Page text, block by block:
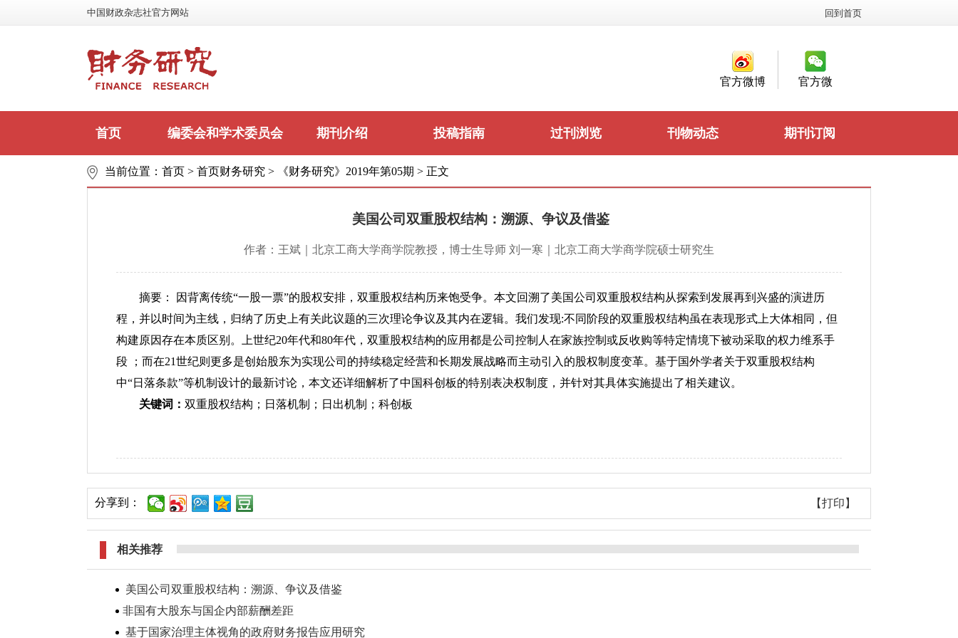
中国财政杂志社官方网站 回到首页
官方微博
官方微
首页 编委会和学术委员会 期刊介绍 投稿指南 过刊浏览 刊物动态 期刊订阅
联系我们
当前位置： 首页 > 首页财务研究 > 《财务研究》2019年第05期 > 正文
美国公司双重股权结构：溯源、争议及借鉴
作者：王斌｜北京工商大学商学院教授，博士生导师 刘一寒｜北京工商大学商学院硕士研究生
摘要： 因背离传统“一股一票”的股权安排，双重股权结构历来饱受争。本文回溯了美国公司双重股权结构从探索到发展再到兴盛的演进历
程，并以时间为主线，归纳了历史上有关此议题的三次理论争议及其内在逻辑。我们发现:不同阶段的双重股权结构虽在表现形式上大体相同，但
构建原因存在本质区别。上世纪20年代和80年代，双重股权结构的应用都是公司控制人在家族控制或反收购等特定情境下被动采取的权力维系手
段 ；而在21世纪则更多是创始股东为实现公司的持续稳定经营和长期发展战略而主动引入的股权制度变革。基于国外学者关于双重股权结构
中“日落条款”等机制设计的最新讨论，本文还详细解析了中国科创板的特别表决权制度，并针对其具体实施提出了相关建议。
关键词： 双重股权结构；日落机制；日出机制；科创板
分享到： 【打印】
相关推荐
美国公司双重股权结构：溯源、争议及借鉴
非国有大股东与国企内部薪酬差距
基于国家治理主体视角的政府财务报告应用研究